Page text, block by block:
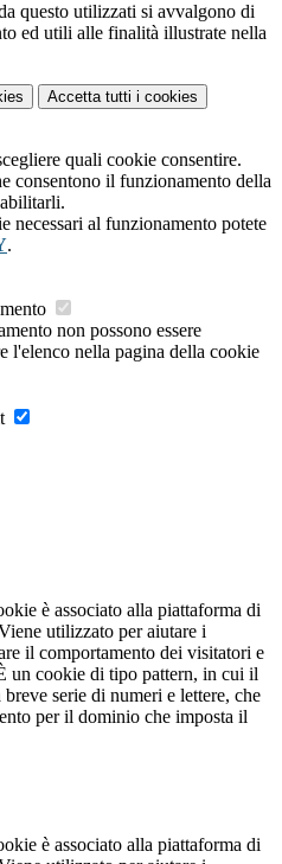
questo utilizzati si avvalgono di
ed utili alle finalità illustrate nella
Accetta tutti i cookies
quali cookie consentire.
consentono il funzionamento della
necessari al funzionamento potete
.
non possono essere
l'elenco nella pagina della cookie
è associato alla piattaforma di
utilizzato per aiutare i
il comportamento dei visitatori e
un cookie di tipo pattern, in cui il
serie di numeri e lettere, che
per il dominio che imposta il
è associato alla piattaforma di